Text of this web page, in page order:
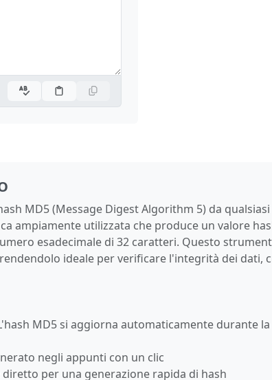
MD5 (Message Digest Algorithm 5) da
ampiamente utilizzata che produce un valore
esadecimale di 32 caratteri. Questo
ideale per verificare l'integrità dei dati,
MD5 si aggiorna automaticamente durante la
negli appunti con un clic
per una generazione rapida di hash